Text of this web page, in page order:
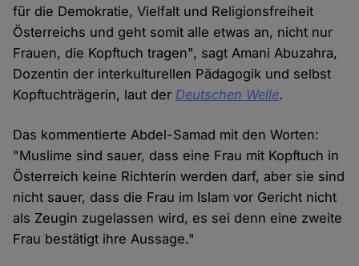
für die Demokratie, Vielfalt und Religionsfreiheit
Österreichs und geht somit alle etwas an, nicht nur
Frauen, die Kopftuch tragen", sagt Amani Abuzahra,
Dozentin der interkulturellen Pädagogik und selbst
Kopftuchträgerin, laut der Deutschen Welle.
Das kommentierte Abdel-Samad mit den Worten:
"Muslime sind sauer, dass eine Frau mit Kopftuch in
Österreich keine Richterin werden darf, aber sie sind
nicht sauer, dass die Frau im Islam vor Gericht nicht
als Zeugin zugelassen wird, es sei denn eine zweite
Frau bestätigt ihre Aussage."